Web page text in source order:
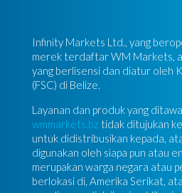
Infinity Markets Ltd., yang
merek terdaftar WM Markets,
yang berlisensi dan diatur oleh
(FSC) di Belize.
Layanan dan produk yang
wmmarkets.bz tidak ditujukan
untuk didistribusikan kepada,
digunakan oleh siapa pun atau
merupakan warga negara atau
berlokasi di, Amerika Serikat,